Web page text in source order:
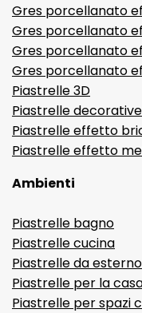
Gres porcellanato
Gres porcellanato
Gres porcellanato
Gres porcellanato
Piastrelle 3D
Piastrelle decorative
Piastrelle effetto
Piastrelle effetto
Ambienti
Piastrelle bagno
Piastrelle cucina
Piastrelle da esterno
Piastrelle per la
Piastrelle per spazi